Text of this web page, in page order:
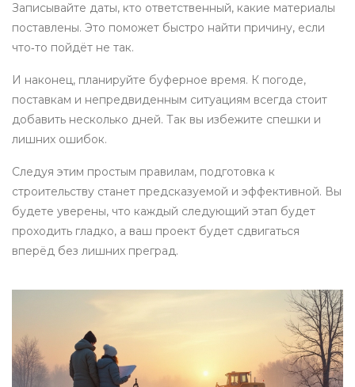
Записывайте даты, кто ответственный, какие материалы
поставлены. Это поможет быстро найти причину, если
что‑то пойдёт не так.
И наконец, планируйте буферное время. К погоде,
поставкам и непредвиденным ситуациям всегда стоит
добавить несколько дней. Так вы избежите спешки и
лишних ошибок.
Следуя этим простым правилам, подготовка к
строительству станет предсказуемой и эффективной. Вы
будете уверены, что каждый следующий этап будет
проходить гладко, а ваш проект будет сдвигаться
вперёд без лишних преград.